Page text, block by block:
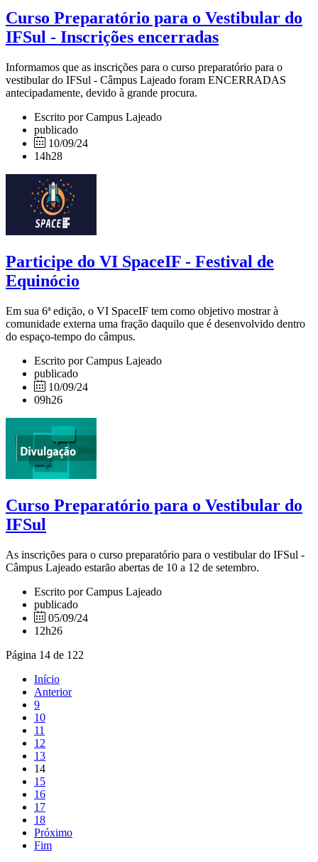
Curso Preparatório para o Vestibular do
IFSul - Inscrições encerradas
Informamos que as inscrições para o curso preparatório para o
vestibular do IFSul - Câmpus Lajeado foram ENCERRADAS
antecipadamente, devido à grande procura.
Escrito por Campus Lajeado
publicado
10/09/24
14h28
Participe do VI SpaceIF - Festival de
Equinócio
Em sua 6ª edição, o VI SpaceIF tem como objetivo mostrar à
comunidade externa uma fração daquilo que é desenvolvido dentro
do espaço-tempo do câmpus.
Escrito por Campus Lajeado
publicado
10/09/24
09h26
Curso Preparatório para o Vestibular do
IFSul
As inscrições para o curso preparatório para o vestibular do IFSul -
Câmpus Lajeado estarão abertas de 10 a 12 de setembro.
Escrito por Campus Lajeado
publicado
05/09/24
12h26
Página 14 de 122
Início
Anterior
9
10
11
12
13
14
15
16
17
18
Próximo
Fim